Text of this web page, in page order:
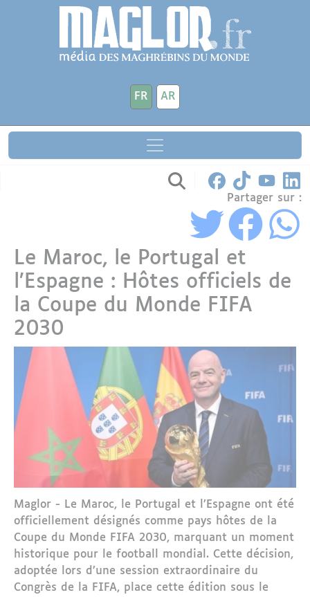
Aller au contenu principal
FR AR
Partager sur :
Le Maroc, le Portugal et
l’Espagne : Hôtes officiels de
la Coupe du Monde FIFA
2030
Maglor - Le Maroc, le Portugal et l’Espagne ont été
officiellement désignés comme pays hôtes de la
Coupe du Monde FIFA 2030, marquant un moment
historique pour le football mondial. Cette décision,
adoptée lors d’une session extraordinaire du
Congrès de la FIFA, place cette édition sous le
Panneau de gestion des cookies